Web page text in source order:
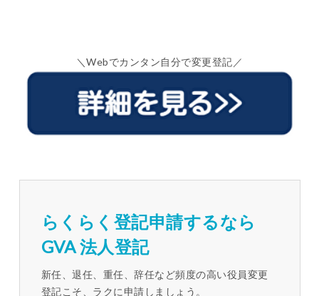
＼Webでカンタン自分で変更登記／
らくらく登記申請するなら
GVA 法人登記
新任、退任、重任、辞任など頻度の高い役員変更
登記こそ、ラクに申請しましょう。